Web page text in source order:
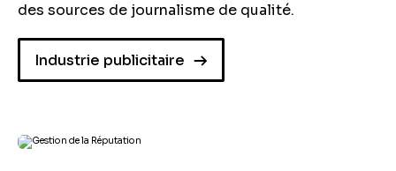
des sources de journalisme de qualité.
Industrie publicitaire